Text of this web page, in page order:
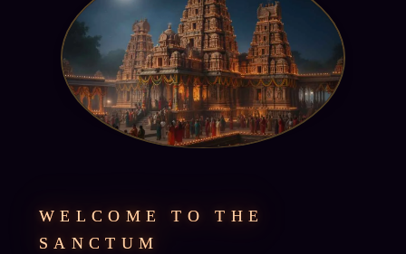
WELCOME TO THE
SANCTUM